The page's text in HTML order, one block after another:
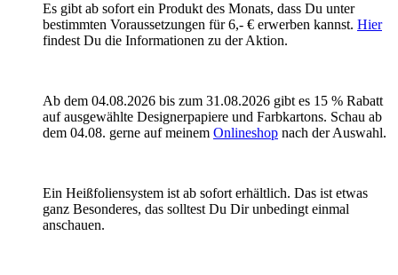
Es gibt ab sofort ein Produkt des Monats, dass Du unter
bestimmten Voraussetzungen für 6,- € erwerben kannst. Hier
findest Du die Informationen zu der Aktion.
Ab dem 04.08.2026 bis zum 31.08.2026 gibt es 15 % Rabatt
auf ausgewählte Designerpapiere und Farbkartons. Schau ab
dem 04.08. gerne auf meinem Onlineshop nach der Auswahl.
Ein Heißfoliensystem ist ab sofort erhältlich. Das ist etwas
ganz Besonderes, das solltest Du Dir unbedingt einmal
anschauen.